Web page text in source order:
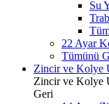
Su
22 Ayar
Tümünü
Zincir ve Kolye
Zincir ve Kolye
Geri